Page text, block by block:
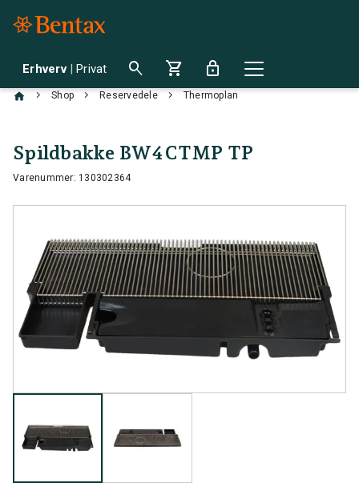
Erhverv | Privat search shopping_cart lock
chevron_right Shop chevron_right Reservedele chevron_right Thermoplan
Spildbakke BW4CTMP TP
Varenummer: 130302364